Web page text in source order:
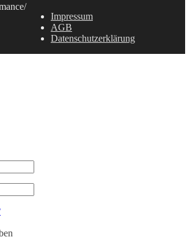
/
Impressum
AGB
Datenschutzerklärung